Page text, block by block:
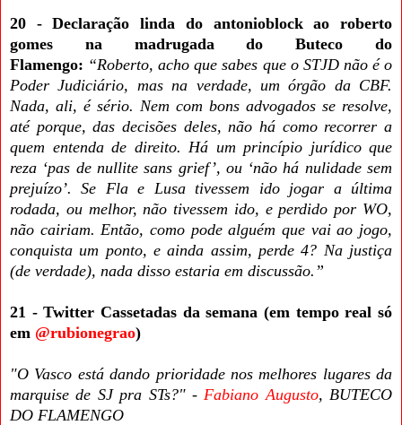
20 - Declaração linda do antonioblock ao roberto
gomes na madrugada do Buteco do
Flamengo: “Roberto, acho que sabes que o STJD não é o
Poder Judiciário, mas na verdade, um órgão da CBF.
Nada, ali, é sério. Nem com bons advogados se resolve,
até porque, das decisões deles, não há como recorrer a
quem entenda de direito. Há um princípio jurídico que
reza ‘pas de nullite sans grief’, ou ‘não há nulidade sem
prejuízo’. Se Fla e Lusa tivessem ido jogar a última
rodada, ou melhor, não tivessem ido, e perdido por WO,
não cairiam. Então, como pode alguém que vai ao jogo,
conquista um ponto, e ainda assim, perde 4? Na justiça
(de verdade), nada disso estaria em discussão.”
21 - Twitter Cassetadas da semana (em tempo real só
em @rubionegrao)
"O Vasco está dando prioridade nos melhores lugares da
marquise de SJ pra STs?" - Fabiano Augusto, BUTECO
DO FLAMENGO